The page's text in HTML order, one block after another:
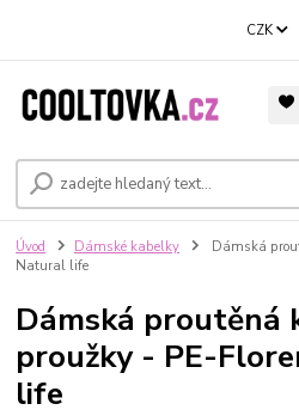
CZK
Úvod Dámské kabelky
Dámská
Natural life
Dámská proutěná
proužky - PE-
life